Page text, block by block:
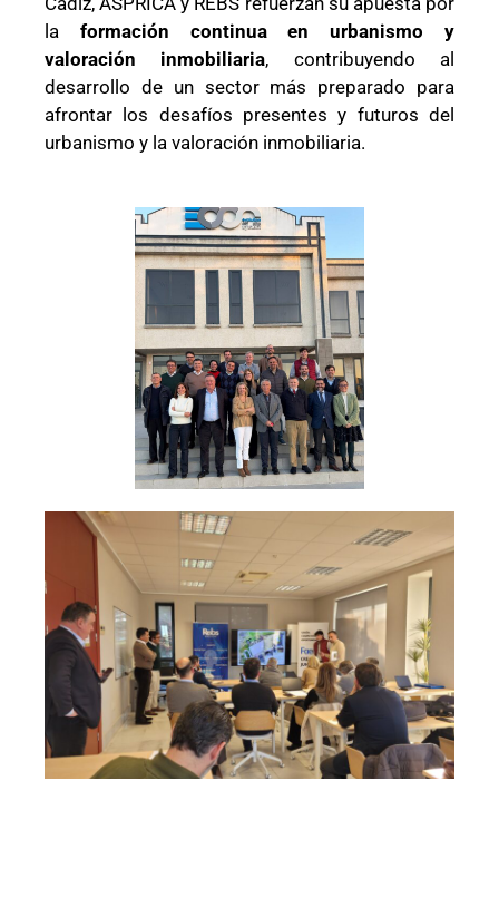
la formación continua en urbanismo y
valoración inmobiliaria, contribuyendo al
desarrollo de un sector más preparado para
afrontar los desafíos presentes y futuros del
urbanismo y la valoración inmobiliaria.